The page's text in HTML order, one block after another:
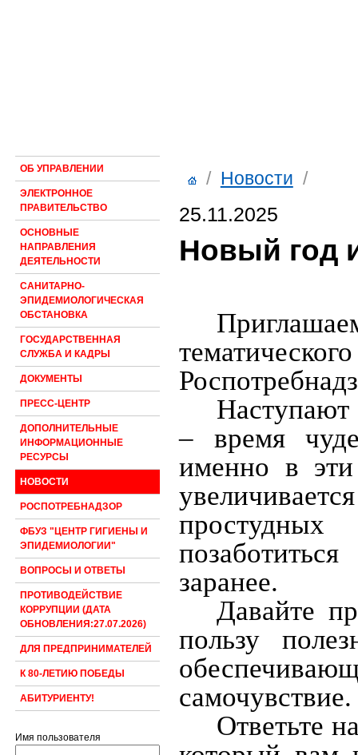
ОБ УПРАВЛЕНИИ
ЭЛЕКТРОННОЕ
ПРАВИТЕЛЬСТВО
ОСНОВНЫЕ
НАПРАВЛЕНИЯ
ДЕЯТЕЛЬНОСТИ
САНИТАРНО-
ЭПИДЕМИОЛОГИЧЕСКАЯ
ОБСТАНОВКА
ГОСУДАРСТВЕННАЯ
СЛУЖБА И КАДРЫ
ДОКУМЕНТЫ
ПРЕСС-ЦЕНТР
ДОПОЛНИТЕЛЬНЫЕ
ИНФОРМАЦИОННЫЕ
РЕСУРСЫ
НОВОСТИ
РОСПОТРЕБНАДЗОР
ФБУЗ "ЦЕНТР ГИГИЕНЫ И
ЭПИДЕМИОЛОГИИ"
ВОПРОСЫ И ОТВЕТЫ
ПРОТИВОДЕЙСТВИЕ
КОРРУПЦИИ (ДАТА
ОБНОВЛЕНИЯ:27.07.2026)
ДЛЯ ПРЕДПРИНИМАТЕЛЕЙ
К 80-ЛЕТИЮ ПОБЕДЫ
АБИТУРИЕНТУ!
Имя пользователя
/ Новости /
25.11.2025
Новый год
– время
именно в эти
заранее.
Давайте
пользу
самочувствие.
Ответьте